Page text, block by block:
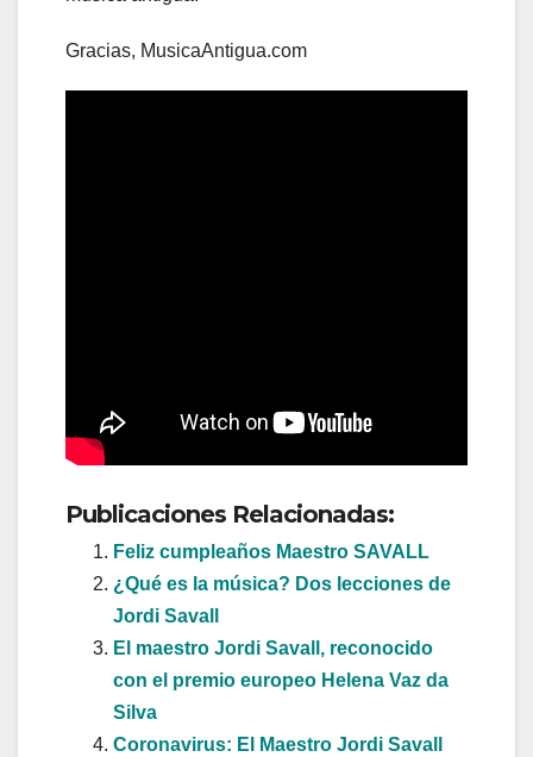
Gracias, MusicaAntigua.com
Publicaciones Relacionadas:
Feliz cumpleaños Maestro SAVALL
¿Qué es la música? Dos lecciones de
Jordi Savall
El maestro Jordi Savall, reconocido
con el premio europeo Helena Vaz da
Silva
Coronavirus: El Maestro Jordi Savall